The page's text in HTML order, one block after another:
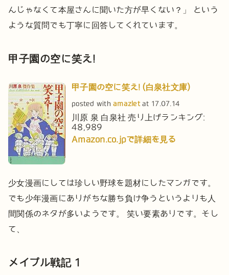
んじゃなくて本屋さんに聞いた方が早くない？」
という
ような質問でも丁寧に回答してくれています。
甲子園の空に笑え!
甲子園の空に笑え! (白泉社文庫)
posted withamazletat 17.07.14
川原 泉 白泉社 売り上げランキング:
48,989
Amazon.co.jpで詳細を見る
少女漫画にしては珍しい野球を題材にしたマンガです。
でも少年漫画にありがちな勝ち負け争うというよりも人
間関係のネタが多いようです。
笑い要素ありです。そし
て、
メイプル戦記 1